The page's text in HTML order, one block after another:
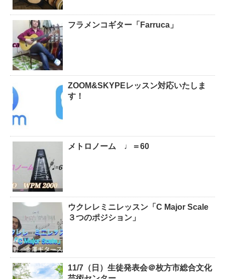
フラメンコギター「Farruca」
ZOOM&SKYPEレッスン対応いたしま
す！
メトロノーム ♩＝60
ウクレレミニレッスン「C Major Scale
３つのポジション」
11/7（日）生徒発表会＠枚方市総合文化